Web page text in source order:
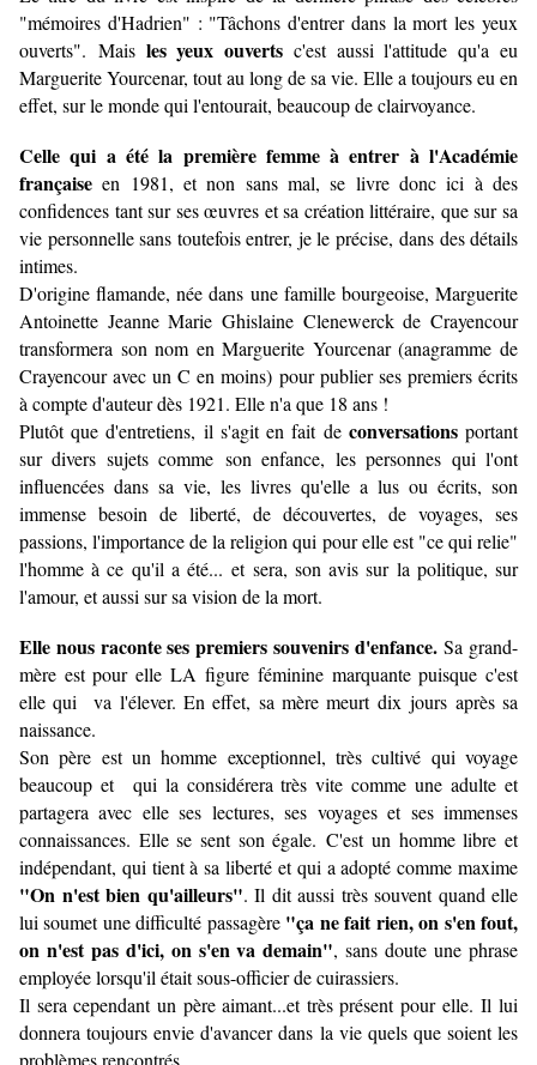
"mémoires d'Hadrien" : "Tâchons d'entrer dans la mort les yeux
ouverts". Mais les yeux ouverts c'est aussi l'attitude qu'a eu
Marguerite Yourcenar, tout au long de sa vie. Elle a toujours eu en
effet, sur le monde qui l'entourait, beaucoup de clairvoyance.
Celle qui a été la première femme à entrer à l'Académie
françaiseen 1981, et non sans mal, se livre donc ici à des
confidences tant sur ses œuvres et sa création littéraire, que sur sa
vie personnelle sans toutefois entrer, je le précise, dans des détails
intimes.
D'origine flamande, née dans une famille bourgeoise, Marguerite
Antoinette Jeanne Marie Ghislaine Clenewerck de Crayencour
transformera son nom en Marguerite Yourcenar (anagramme de
Crayencour avec un C en moins) pour publier ses premiers écrits
à compte d'auteur dès 1921. Elle n'a que 18 ans !
Plutôt que d'entretiens, il s'agit en fait de conversationsportant
sur divers sujets comme son enfance, les personnes qui l'ont
influencées dans sa vie, les livres qu'elle a lus ou écrits, son
immense besoin de liberté, de découvertes, de voyages, ses
passions, l'importance de la religion qui pour elle est "ce qui relie"
l'homme à ce qu'il a été... et sera, son avis sur la politique, sur
l'amour, et aussi sur sa vision de la mort.
Elle nous raconte ses premiers souvenirs d'enfance.Sa grand-
mère est pour elle LA figure féminine marquante puisque c'est
elle qui va l'élever. En effet, sa mère meurt dix jours après sa
naissance.
Son père est un homme exceptionnel, très cultivé qui voyage
beaucoup et qui la considérera très vite comme une adulte et
partagera avec elle ses lectures, ses voyages et ses immenses
connaissances. Elle se sent son égale.C'est un homme libre et
indépendant, qui tient à sa liberté et qui a adopté comme maxime
"On n'est bien qu'ailleurs". Il dit aussi très souvent quand elle
lui soumet une difficulté passagère "ça ne fait rien, on s'en fout,
on n'est pas d'ici, on s'en va demain", sans doute une phrase
employée lorsqu'il était sous-officier de cuirassiers.
Il sera cependant un père aimant...et très présent pour elle. Il lui
donnera toujours envie d'avancer dans la vie quels que soient les
problèmes rencontrés.